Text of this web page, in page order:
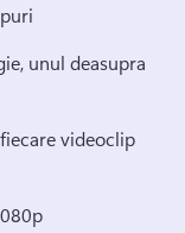
unul deasupra
videoclip